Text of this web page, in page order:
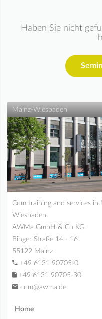
Haben Sie nicht
Mainz-Wiesbaden
Com training and services in
Wiesbaden
AWMa GmbH & Co KG
Binger Straße 14 - 16
55122 Mainz
+49 6131 90705-0
+49 6131 90705-30
com@awma.de
Home